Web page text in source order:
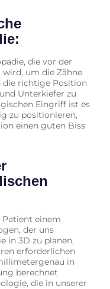
die vor der
um die Zähne
die richtige Position
Unterkiefer zu
Eingriff ist es
zu positionieren,
einen guten Biss
Patient einem
der uns
in 3D zu planen,
erforderlichen
in
berechnet
die in unserer